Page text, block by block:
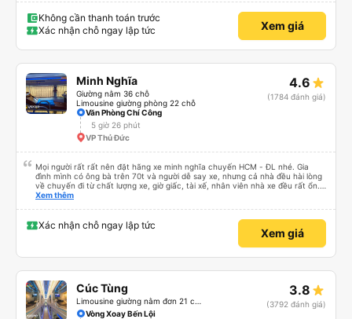
bị mệt dữ lắm. Mình cảm thấy các anh rất có tâm với nghề và có năng lượng
tích cực dù cho công việc vất vả. Dù đi cẩn thận nhưng trả khách đúng giờ,
sẽ ủng hộ nhà xe tiếp ạ
Không cần thanh toán trước
Xác nhận chỗ ngay lập tức
Xem giá
Minh Nghĩa
Giường nằm 36 chỗ
Limousine giường phòng 22 chỗ
4.6
(1784 đánh giá)
Văn Phòng Chí Công
5 giờ 26 phút
VP Thủ Đức
Mọi người rất rất nên đặt hãng xe minh nghĩa chuyến HCM - ĐL nhé. Gia
đình mình có ông bà trên 70t và người dễ say xe, nhưng cả nhà đều hài lòng
về chuyến đi từ chất lượng xe, giờ giấc, tài xế, nhân viên nhà xe đều rất ổn.
Cảm ơn Thread City đã giới thiệu cho mình hãng xe giữa một rừng các hãng
Xem thêm
Xác nhận chỗ ngay lập tức
Xem giá
Cúc Tùng
Limousine giường nằm đơn 21 chỗ (WC)
3.8
(3792 đánh giá)
Vòng Xoay Bến Lội